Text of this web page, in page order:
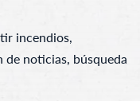
incendios,
noticias, búsqueda